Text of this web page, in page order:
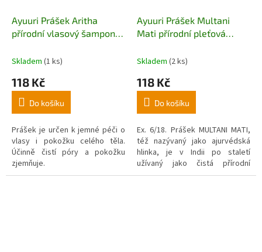
Ayuuri Prášek Aritha
přírodní vlasový šampon
Skladem (1 ks)
118 Kč
Do košíku
Prášek je určen k jemné péči o
vlasy i pokožku celého těla.
Účinně čistí póry a pokožku
zjemňuje.
Ayuuri Prášek Multani
Mati přírodní pleťová
Skladem (2 ks)
118 Kč
Do košíku
Ex. 6/18. Prášek MULTANI MATI,
též nazývaný jako ajurvédská
hlinka, je v Indii po staletí
užívaný jako čistá přírodní
pleťová maska. Prášek jemně